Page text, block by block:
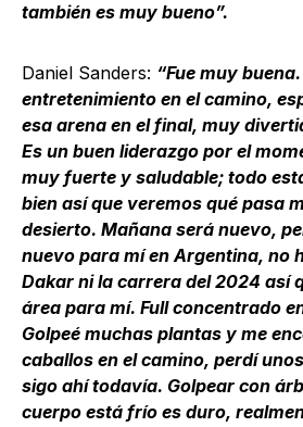
también es muy bueno”.
Daniel Sanders: “Fue muy
entretenimiento en el camino,
esa arena en el final, muy
Es un buen liderazgo por el
muy fuerte y saludable; todo
bien así que veremos qué pasa
desierto. Mañana será nuevo,
nuevo para mí en Argentina, no
Dakar ni la carrera del 2024 así
área para mí. Full concentrado
Golpeé muchas plantas y me
caballos en el camino, perdí
sigo ahí todavía. Golpear con
cuerpo está frío es duro,